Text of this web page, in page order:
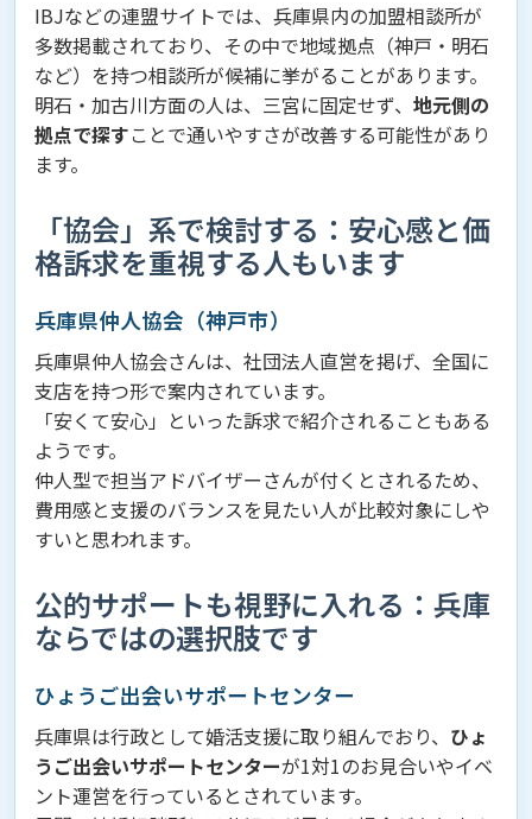
IBJなどの連盟サイトでは、兵庫県内の加盟相談所が
多数掲載されており、その中で地域拠点（神戸・明石
など）を持つ相談所が候補に挙がることがあります。
明石・加古川方面の人は、三宮に固定せず、 地元側の
拠点で探すことで通いやすさが改善する可能性があり
ます。
「協会」系で検討する：安心感と価
格訴求を重視する人もいます
兵庫県仲人協会（神戸市）
兵庫県仲人協会さんは、社団法人直営を掲げ、全国に
支店を持つ形で案内されています。
「安くて安心」といった訴求で紹介されることもある
ようです。
仲人型で担当アドバイザーさんが付くとされるため、
費用感と支援のバランスを見たい人が比較対象にしや
すいと思われます。
公的サポートも視野に入れる：兵庫
ならではの選択肢です
ひょうご出会いサポートセンター
兵庫県は行政として婚活支援に取り組んでおり、 ひょ
うご出会いサポートセンターが1対1のお見合いやイベ
ント運営を行っているとされています。